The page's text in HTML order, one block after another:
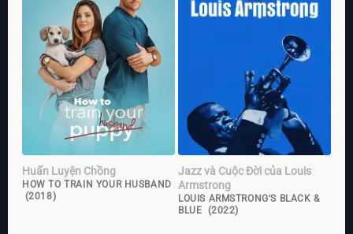
Huấn Luyện Chồng
HOW TO TRAIN YOUR HUSBAND
(2018)
Jazz và Cuộc Đời của Louis
Armstrong
LOUIS ARMSTRONG'S BLACK &
BLUE (2022)